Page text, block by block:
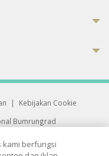
|
Kebijakan Cookie
Bumrungrad
10110 Thailand.
kami berfungsi